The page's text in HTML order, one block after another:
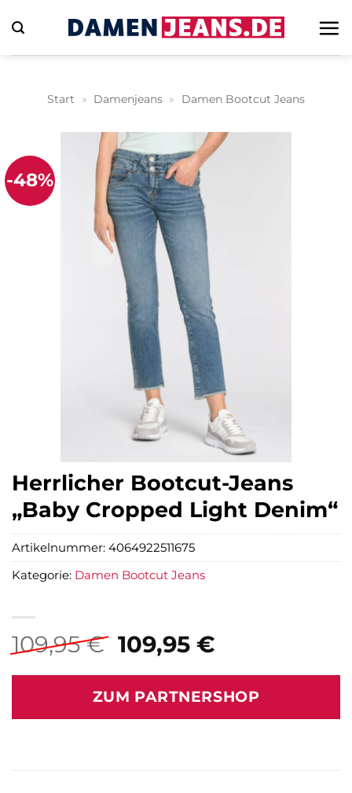
Inhalt
springen
Start » Damenjeans » Damen Bootcut Jeans
-48%
Herrlicher Bootcut-Jeans
„Baby Cropped Light Denim“
109,95€ Ursprünglicher
Preis
war:
109,95 €
109,95 €Aktueller
ist:
109,95 €.
ZUM PARTNERSHOP
Artikelnummer: 4064922511675
Kategorie: Damen Bootcut Jeans